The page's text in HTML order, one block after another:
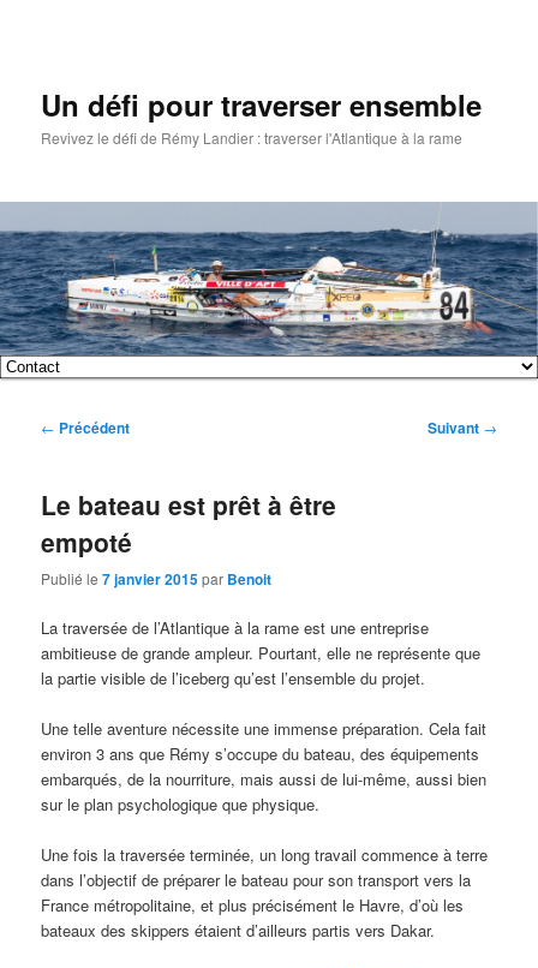
Un défi pour traverser ensemble
Revivez le défi de Rémy Landier : traverser l'Atlantique à la rame
Menu
Aller
au
principal
Aller
au
secondaire
Navigation
← Précédent Suivant →
Le bateau est prêt à être
empoté
Publié le7 janvier 2015par Benoit
La traversée de l’Atlantique à la rame est une entreprise
ambitieuse de grande ampleur. Pourtant, elle ne représente que
la partie visible de l’iceberg qu’est l’ensemble du projet.
Une telle aventure nécessite une immense préparation. Cela fait
environ 3 ans que Rémy s’occupe du bateau, des équipements
embarqués, de la nourriture, mais aussi de lui-même, aussi bien
sur le plan psychologique que physique.
Une fois la traversée terminée, un long travail commence à terre
dans l’objectif de préparer le bateau pour son transport vers la
France métropolitaine, et plus précisément le Havre, d’où les
bateaux des skippers étaient d’ailleurs partis vers Dakar.